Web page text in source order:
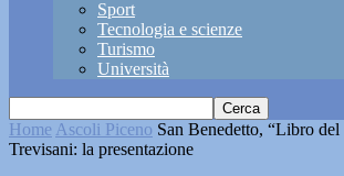
Sport
Tecnologia e scienze
Turismo
Università
Home Ascoli Piceno San Benedetto, “Libro
Trevisani: la presentazione